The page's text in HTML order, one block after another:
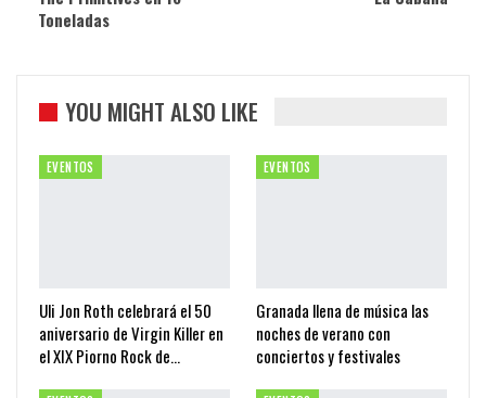
Toneladas
YOU MIGHT ALSO LIKE
EVENTOS
Uli Jon Roth celebrará el 50
aniversario de Virgin Killer en
el XIX Piorno Rock de…
EVENTOS
Granada llena de música las
noches de verano con
conciertos y festivales